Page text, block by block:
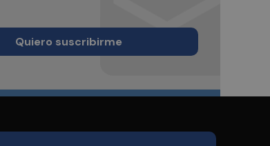
Quiero suscribirme